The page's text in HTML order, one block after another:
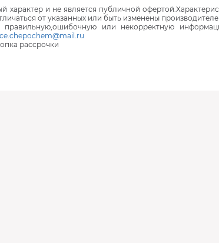
и не является публичной
от указанных или быть изменены
правильную,ошибочную или некорректную
рассрочки